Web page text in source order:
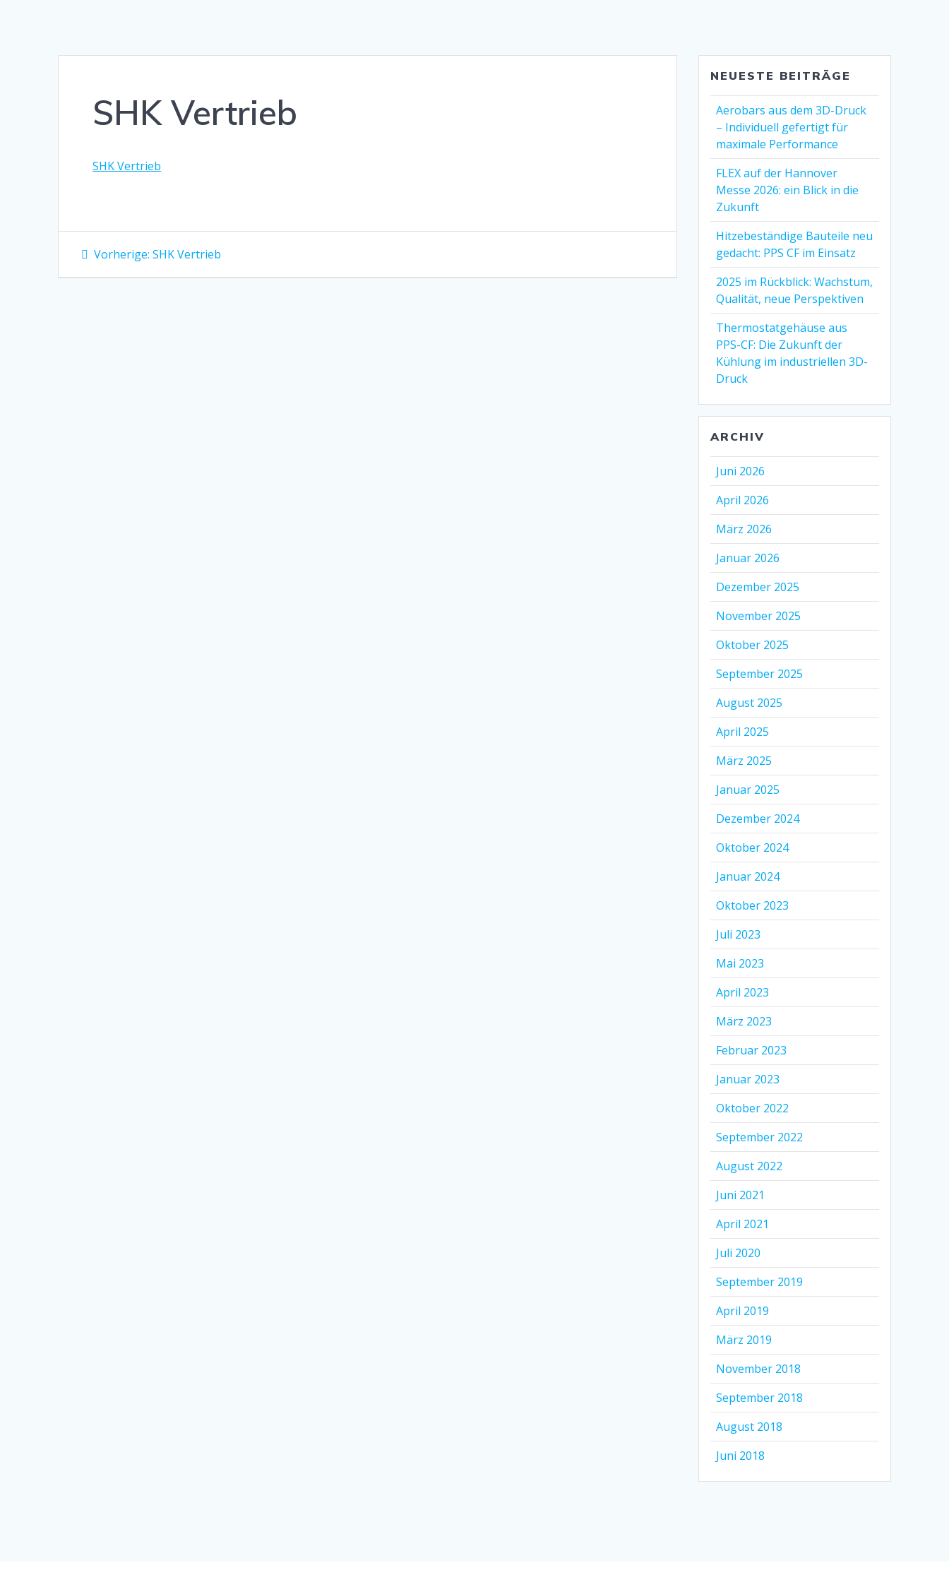
SHK Vertrieb
SHK Vertrieb
Beitragsnavigation
Vorherige: Vorheriger
SHK Vertrieb
NEUESTE BEITRÄGE
Aerobars aus dem 3D-Druck
– Individuell gefertigt für
maximale Performance
FLEX auf der Hannover
Messe 2026: ein Blick in die
Zukunft
Hitzebeständige Bauteile neu
gedacht: PPS CF im Einsatz
2025 im Rückblick: Wachstum,
Qualität, neue Perspektiven
Thermostatgehäuse aus
PPS-CF: Die Zukunft der
Kühlung im industriellen 3D-
Druck
ARCHIV
Juni 2026
April 2026
März 2026
Januar 2026
Dezember 2025
November 2025
Oktober 2025
September 2025
August 2025
April 2025
März 2025
Januar 2025
Dezember 2024
Oktober 2024
Januar 2024
Oktober 2023
Juli 2023
Mai 2023
April 2023
März 2023
Februar 2023
Januar 2023
Oktober 2022
September 2022
August 2022
Juni 2021
April 2021
Juli 2020
September 2019
April 2019
März 2019
November 2018
September 2018
August 2018
Juni 2018